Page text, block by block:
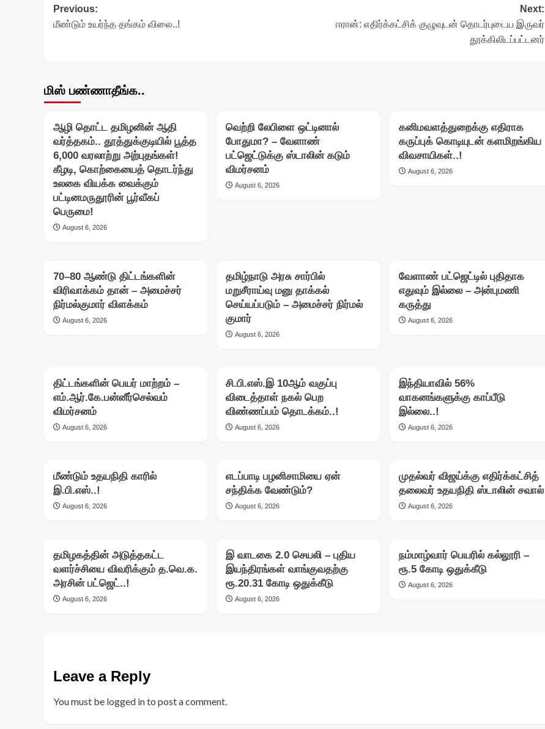
Post
navigation
Previous:
மீண்டும் உயர்ந்த தங்கம் விலை..!
Next:
ஈரான்: எதிர்க்கட்சிக் குழுவுடன் தொடர்புடைய இருவர்
தூக்கிலிடப்பட்டனர்
மிஸ் பண்ணாதீங்க..
ஆழி தொட்ட தமிழனின் ஆதி
வர்த்தகம்.. தூத்துக்குடியில் பூத்த
6,000 வரலாற்று அற்புதங்கள்!
கீழடி, கொற்கையைத் தொடர்ந்து
உலகை வியக்க வைக்கும்
பட்டினமருதூரின் பூர்வீகப்
பெருமை!
August 6, 2026
வெற்றி லேபிளை ஒட்டினால்
போதுமா? – வேளாண்
பட்ஜெட்டுக்கு ஸ்டாலின் கடும்
விமர்சனம்
August 6, 2026
கனிமவளத்துறைக்கு எதிராக
கருப்புக் கொடியுடன் களமிறங்கிய
விவசாயிகள்..!
August 6, 2026
70–80 ஆண்டு திட்டங்களின்
விரிவாக்கம் தான் – அமைச்சர்
நிர்மல்குமார் விளக்கம்
August 6, 2026
தமிழ்நாடு அரசு சார்பில்
மறுசீராய்வு மனு தாக்கல்
செய்யப்படும் – அமைச்சர் நிர்மல்
குமார்
August 6, 2026
வேளாண் பட்ஜெட்டில் புதிதாக
எதுவும் இல்லை – அன்புமணி
கருத்து
August 6, 2026
திட்டங்களின் பெயர் மாற்றம் –
எம்.ஆர்.கே.பன்னீர்செல்வம்
விமர்சனம்
August 6, 2026
சி.பி.எஸ்.இ 10ஆம் வகுப்பு
விடைத்தாள் நகல் பெற
விண்ணப்பம் தொடக்கம்..!
August 6, 2026
இந்தியாவில் 56%
வாகனங்களுக்கு காப்பீடு
இல்லை..!
August 6, 2026
மீண்டும் உதயநிதி காரில்
இ.பி.எஸ்..!
August 6, 2026
எடப்பாடி பழனிசாமியை ஏன்
சந்திக்க வேண்டும்?
August 6, 2026
முதல்வர் விஜய்க்கு எதிர்க்கட்சித்
தலைவர் உதயநிதி ஸ்டாலின் சவால்
August 6, 2026
தமிழகத்தின் அடுத்தகட்ட
வளர்ச்சியை விவரிக்கும் த.வெ.க.
அரசின் பட்ஜெட்..!
August 6, 2026
இ வாடகை 2.0 செயலி – புதிய
இயந்திரங்கள் வாங்குவதற்கு
ரூ.20.31 கோடி ஒதுக்கீடு
August 6, 2026
நம்மாழ்வார் பெயரில் கல்லூரி –
ரூ.5 கோடி ஒதுக்கீடு
August 6, 2026
Leave a Reply
You must be logged into post a comment.